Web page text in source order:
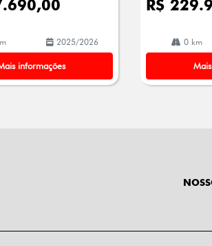
2025/2026
informações
R$
0 km